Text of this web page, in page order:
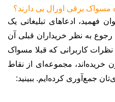
مسواک برقی اورال بی دارند؟
فهمید، ادعاهای تبلیغاتی یک
به نظر خریداران قبلی آن
کاربرانی که قبلا مسواک
خریده‌اند، مجموعه‌ای از نقاط
جمع‌آوری کرده‌ایم. ببینید: